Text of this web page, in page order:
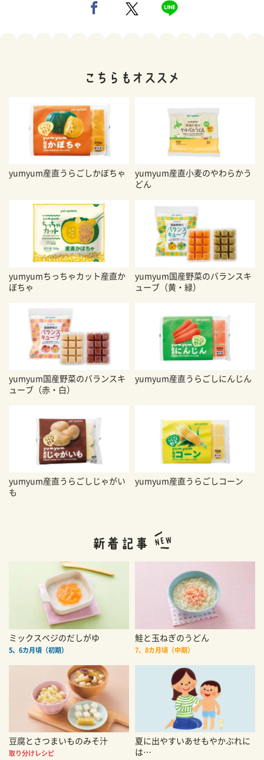
yumyum産直うらごしかぼちゃ
yumyum産直小麦のやわらかう
どん
yumyumちっちゃカット産直か
ぼちゃ
yumyum国産野菜のバランスキ
ューブ（黄・緑）
yumyum国産野菜のバランスキ
ューブ（赤・白）
yumyum産直うらごしにんじん
yumyum産直うらごしじゃがい
も
yumyum産直うらごしコーン
ミックスベジのだしがゆ
5、6カ月頃（初期）
鮭と玉ねぎのうどん
7、8カ月頃（中期）
豆腐とさつまいものみそ汁
取り分けレシピ
夏に出やすいあせもやかぶれに
は…